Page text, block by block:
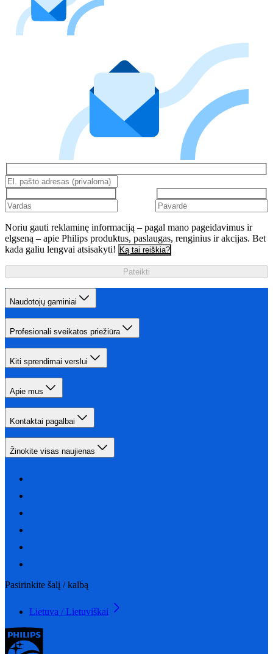
Noriu gauti reklaminę informaciją – pagal mano pageidavimus ir
elgseną – apie Philips produktus, paslaugas, renginius ir akcijas. Bet
kada galiu lengvai atsisakyti! Ką tai reiškia?
Pateikti
Naudotojų gaminiai
Profesionali sveikatos priežiūra
Kiti sprendimai verslui
Apie mus
Kontaktai pagalbai
Žinokite visas naujienas
Pasirinkite šalį / kalbą
Lietuva / Lietuviškai